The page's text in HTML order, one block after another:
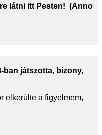
látni itt Pesten! (Anno
ban játszotta, bizony,
elkerülte a figyelmem,